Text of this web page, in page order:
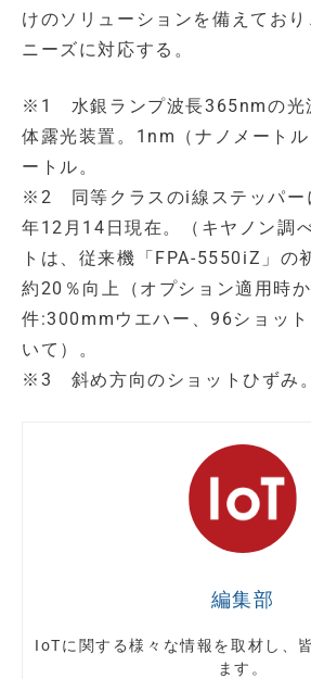
けのソリューションを備えてお
ニーズに対応する。
※1 水銀ランプ波長365nmの光
体露光装置。1nm（ナノメート
ートル。
※2 同等クラスのi線ステッパー
年12月14日現在。（キヤノン調
トは、従来機「FPA-5550iZ」の
約20％向上（オプション適用時
件:300mmウエハー、96ショッ
いて）。
※3 斜め方向のショットひずみ。
編集部
IoTに関する様々な情報を取材し、
ます。